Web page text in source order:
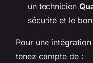
un technicien
sécurité et le
Pour une
tenez compte de :